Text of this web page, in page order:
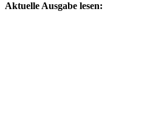
Aktuelle Ausgabe lesen: